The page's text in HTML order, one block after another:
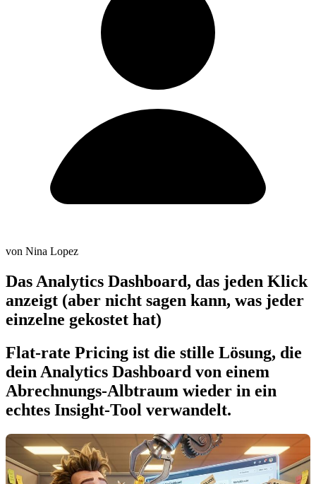
von Nina Lopez
Das Analytics Dashboard, das jeden Klick
anzeigt (aber nicht sagen kann, was jeder
einzelne gekostet hat)
Flat-rate Pricing ist die stille Lösung, die
dein Analytics Dashboard von einem
Abrechnungs-Albtraum wieder in ein
echtes Insight-Tool verwandelt.